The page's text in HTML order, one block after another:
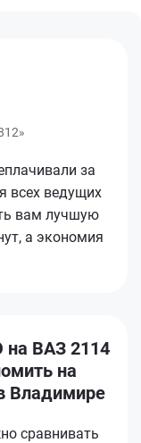
за
всех ведущих
вам лучшую
а экономия
на ВАЗ 2114
на
Владимире
сравнивать